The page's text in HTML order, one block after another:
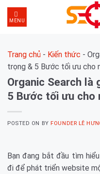
Skip
content
MENU
Trang chủ - Kiến thức -
trọng & 5 Bước tối ưu cho
Organic Search là
5 Bước tối ưu cho
POSTED ON BYFOUNDER LÊ
Bạn đang bắt đầu tìm
đi để phát triển website